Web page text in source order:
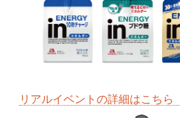
リアルイベントの詳細はこちら